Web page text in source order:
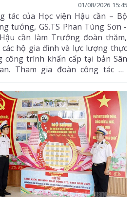
01/08/2026 15:45
tác của Học viện Hậu cần – Bộ
tướng, GS.TS Phan Tùng Sơn -
cần làm Trưởng đoàn thăm,
hộ gia đình và lực lượng thực
công trình khẩn cấp tại bản Sân
Tham gia đoàn công tác có
Dũng - Phó Giám đốc Học
Phạm Văn Thành - Phó Chủ
thuật Quân khu 2 cùng lãnh đạo,